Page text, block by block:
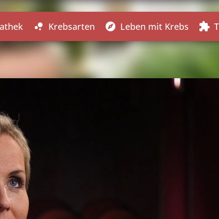
bubble_chart Krebsarten explore Leben mit Krebs extension